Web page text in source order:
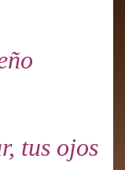
tus ojos